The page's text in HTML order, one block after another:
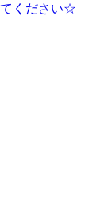
ください☆